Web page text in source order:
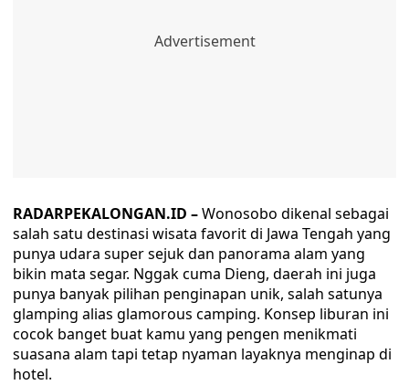
RADARPEKALONGAN.ID –Wonosobo dikenal sebagai
salah satu destinasi wisata favorit di Jawa Tengah yang
punya udara super sejuk dan panorama alam yang
bikin mata segar. Nggak cuma Dieng, daerah ini juga
punya banyak pilihan penginapan unik, salah satunya
glamping alias glamorous camping. Konsep liburan ini
cocok banget buat kamu yang pengen menikmati
suasana alam tapi tetap nyaman layaknya menginap di
hotel.